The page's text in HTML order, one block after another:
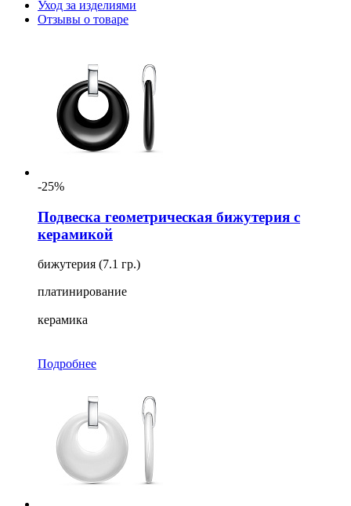
Уход за изделиями
Отзывы о товаре
-25%
Подвеска геометрическая бижутерия с
керамикой
бижутерия (7.1 гр.)
платинирование
керамика
Подробнее